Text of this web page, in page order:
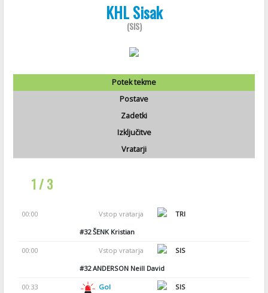
KHL Sisak
(SIS)
Potek tekme
Postave
Zadetki
Izključitve
Vratarji
1 / 3
00:00 Vstop vratarja
TRI
#32ŠENK Kristian
00:00 Vstop vratarja
SIS
#32ANDERSON Neill David
00:33 Gol
SIS